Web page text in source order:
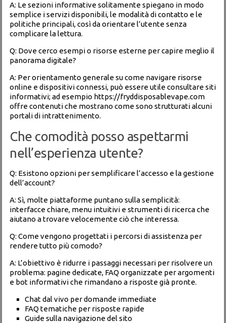
A: Le sezioni informative solitamente spiegano in modo
semplice i servizi disponibili, le modalità di contatto e le
politiche principali, così da orientare l’utente senza
complicare la lettura.
Q: Dove cerco esempi o risorse esterne per capire meglio il
panorama digitale?
A: Per orientamento generale su come navigare risorse
online e dispositivi connessi, può essere utile consultare siti
informativi; ad esempio https://fryddisposablevape.com
offre contenuti che mostrano come sono strutturati alcuni
portali di intrattenimento.
Che comodità posso aspettarmi
nell’esperienza utente?
Q: Esistono opzioni per semplificare l’accesso e la gestione
dell’account?
A: Sì, molte piattaforme puntano sulla semplicità:
interfacce chiare, menu intuitivi e strumenti di ricerca che
aiutano a trovare velocemente ciò che interessa.
Q: Come vengono progettati i percorsi di assistenza per
rendere tutto più comodo?
A: L’obiettivo è ridurre i passaggi necessari per risolvere un
problema: pagine dedicate, FAQ organizzate per argomenti
e bot informativi che rimandano a risposte già pronte.
Chat dal vivo per domande immediate
FAQ tematiche per risposte rapide
Guide sulla navigazione del sito